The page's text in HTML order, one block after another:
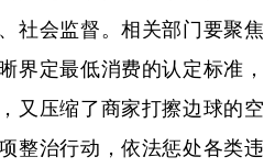
社会监督。相关部门要聚焦
界定最低消费的认定标准，
又压缩了商家打擦边球的空
整治行动，依法惩处各类违